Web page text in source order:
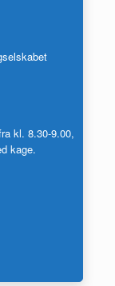
kl. 8.30-9.00,
kage.